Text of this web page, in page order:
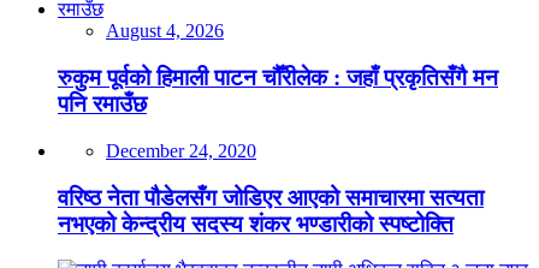
August 4, 2026
रुकुम पूर्वको हिमाली पाटन चौँरीलेक : जहाँ प्रकृतिसँगै मन
पनि रमाउँछ
December 24, 2020
वरिष्ठ नेता पौडेलसँग जोडिएर आएको समाचारमा सत्यता
नभएको केन्द्रीय सदस्य शंकर भण्डारीको स्पष्टोक्ति